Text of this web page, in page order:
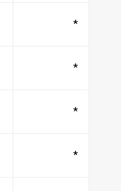
*
*
*
*